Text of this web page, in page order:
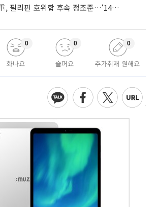
핀 호위함 후속 정조준…‘14척+α’ 싹쓸이 노린다
화나요
0
슬퍼요
0
추가취재 원해요
0